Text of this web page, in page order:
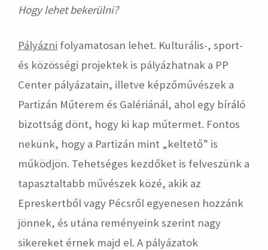
Hogy lehet bekerülni?
Pályázni folyamatosan lehet. Kulturális-, sport-
és közösségi projektek is pályázhatnak a PP
Center pályázatain, illetve képzőművészek a
Partizán Műterem és Galériánál, ahol egy bíráló
bizottság dönt, hogy ki kap műtermet. Fontos
nekünk, hogy a Partizán mint „keltető” is
működjön. Tehetséges kezdőket is felveszünk a
tapasztaltabb művészek közé, akik az
Epreskertből vagy Pécsről egyenesen hozzánk
jönnek, és utána reményeink szerint nagy
sikereket érnek majd el. A pályázatok